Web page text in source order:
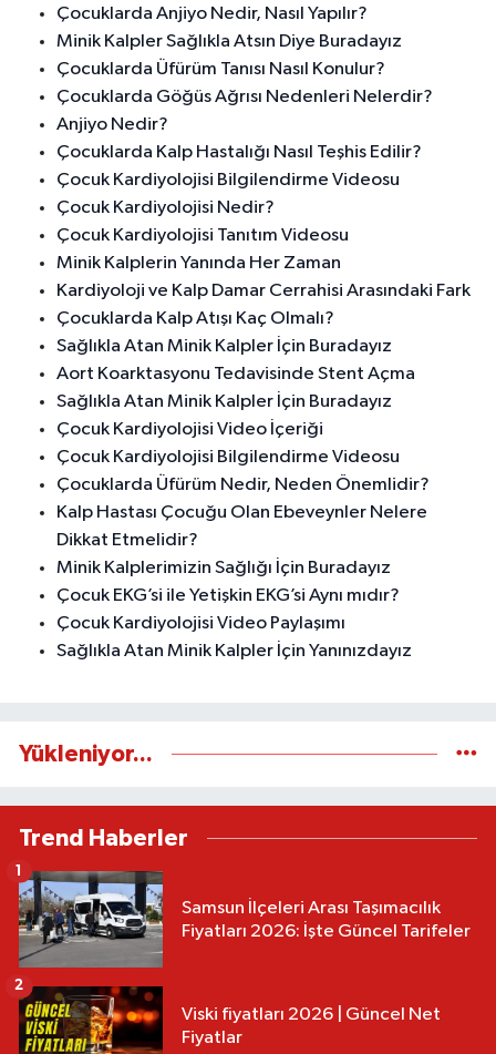
Çocuklarda Anjiyo Nedir, Nasıl Yapılır?
Minik Kalpler Sağlıkla Atsın Diye Buradayız
Çocuklarda Üfürüm Tanısı Nasıl Konulur?
Çocuklarda Göğüs Ağrısı Nedenleri Nelerdir?
Anjiyo Nedir?
Çocuklarda Kalp Hastalığı Nasıl Teşhis Edilir?
Çocuk Kardiyolojisi Bilgilendirme Videosu
Çocuk Kardiyolojisi Nedir?
Çocuk Kardiyolojisi Tanıtım Videosu
Minik Kalplerin Yanında Her Zaman
Kardiyoloji ve Kalp Damar Cerrahisi Arasındaki Fark
Çocuklarda Kalp Atışı Kaç Olmalı?
Sağlıkla Atan Minik Kalpler İçin Buradayız
Aort Koarktasyonu Tedavisinde Stent Açma
Sağlıkla Atan Minik Kalpler İçin Buradayız
Çocuk Kardiyolojisi Video İçeriği
Çocuk Kardiyolojisi Bilgilendirme Videosu
Çocuklarda Üfürüm Nedir, Neden Önemlidir?
Kalp Hastası Çocuğu Olan Ebeveynler Nelere
Dikkat Etmelidir?
Minik Kalplerimizin Sağlığı İçin Buradayız
Çocuk EKG’si ile Yetişkin EKG’si Aynı mıdır?
Çocuk Kardiyolojisi Video Paylaşımı
Sağlıkla Atan Minik Kalpler İçin Yanınızdayız
Yükleniyor...
Trend Haberler
Samsun İlçeleri Arası Taşımacılık
Fiyatları 2026: İşte Güncel Tarifeler
1
Viski fiyatları 2026 | Güncel Net
Fiyatlar
2